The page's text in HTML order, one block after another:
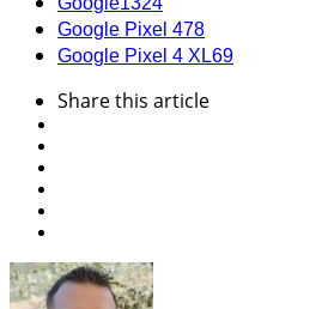
Google Pixel 478
Google Pixel 4 XL69
Sharethis article